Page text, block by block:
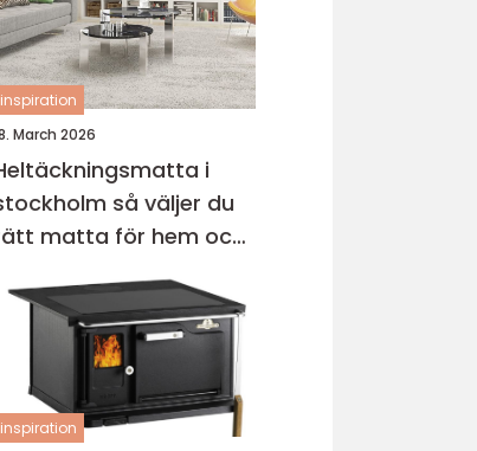
inspiration
March 2026
i
så väljer du
matta för hem och
inspiration